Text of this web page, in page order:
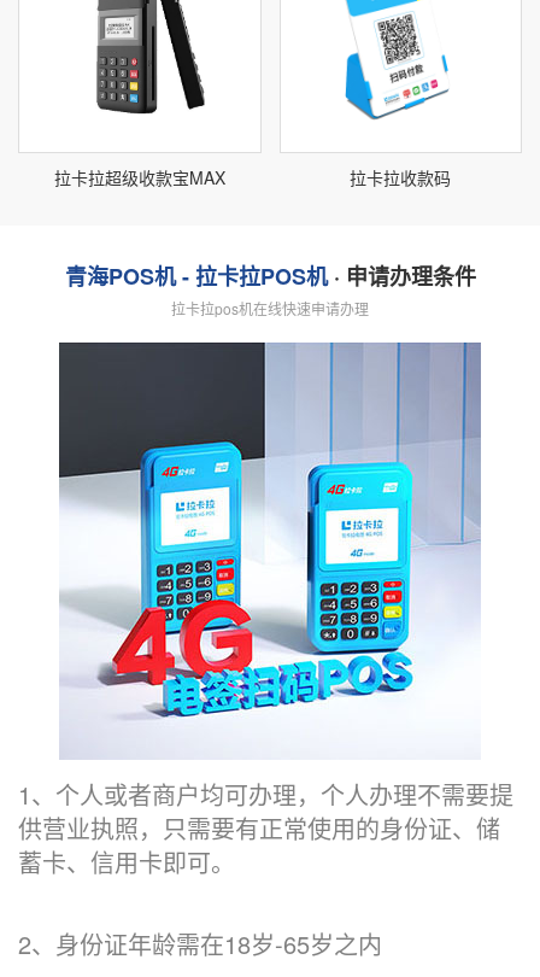
拉卡拉超级收款宝MAX 拉卡拉收款码
青海POS机 - 拉卡拉POS机· 申请办理条件
拉卡拉pos机在线快速申请办理
1、个人或者商户均可办理，个人办理不需要提
供营业执照，只需要有正常使用的身份证、储
蓄卡、信用卡即可。
2、身份证年龄需在18岁-65岁之内